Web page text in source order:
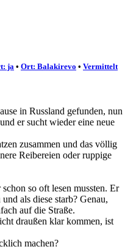
ja • Ort: Balakirevo • Vermittelt
in Russland gefunden, nun
er sucht wieder eine neue
zusammen und das völlig
Reibereien oder ruppige
so oft lesen mussten. Er
als diese starb? Genau,
auf die Straße.
draußen klar kommen, ist
machen?